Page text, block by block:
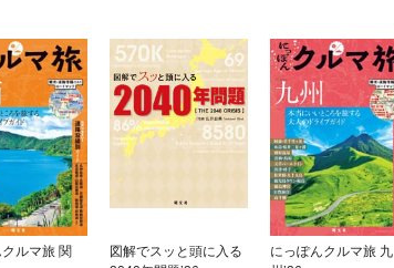
ルマ旅 関
図解でスッと頭に入る
にっぽんクルマ旅 九